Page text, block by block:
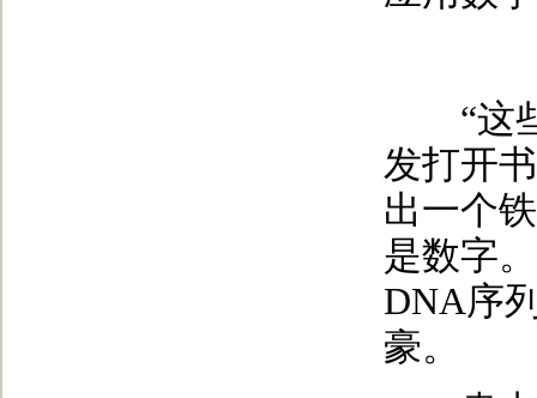
“这些
发打开
出一个
是数字
DNA序
豪。